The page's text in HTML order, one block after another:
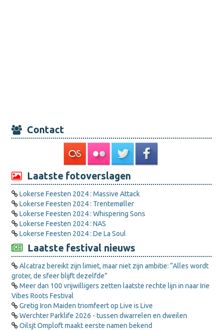
Contact
Laatste fotoverslagen
Lokerse Feesten 2024 : Massive Attack
Lokerse Feesten 2024 : Trentemøller
Lokerse Feesten 2024 : Whispering Sons
Lokerse Feesten 2024 : NAS
Lokerse Feesten 2024 : De La Soul
Laatste festival nieuws
Alcatraz bereikt zijn limiet, maar niet zijn ambitie: “Alles wordt
groter, de sfeer blijft dezelfde”
Meer dan 100 vrijwilligers zetten laatste rechte lijn in naar Irie
Vibes Roots Festival
Gretig Iron Maiden triomfeert op Live is Live
Werchter Parklife 2026 - tussen dwarrelen en dweilen
Oilsjt Omploft maakt eerste namen bekend